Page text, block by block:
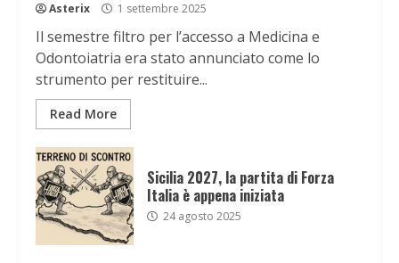
Asterix 1 settembre 2025
Il semestre filtro per l’accesso a Medicina e
Odontoiatria era stato annunciato come lo
strumento per restituire...
Read More
Sicilia 2027, la partita di Forza
Italia è appena iniziata
24 agosto 2025